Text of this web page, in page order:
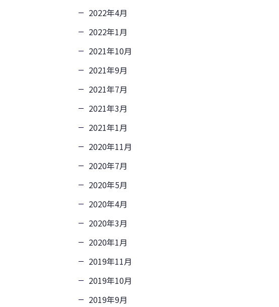
2022年4月
2022年1月
2021年10月
2021年9月
2021年7月
2021年3月
2021年1月
2020年11月
2020年7月
2020年5月
2020年4月
2020年3月
2020年1月
2019年11月
2019年10月
2019年9月